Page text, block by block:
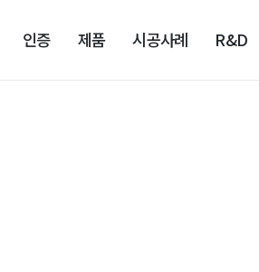
인증 제품 시공사례 R&D